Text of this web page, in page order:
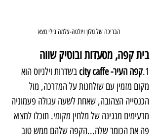
הבריכה של מלון ויולטה-צלמה גילי מצא
בית קפה, מסעדות ובוטיק שווה
1. קפה העיר- city caffe
בשדרות וילניוס הוא
מקום מזמין עם שולחנות על המדרכה, מול
הכנסייה הצהובה, שאחת לשעה עגולה פעמוניה
מרעימים מנגינה של מלחין מקומי. תוכלו למצוא
פה את הכומר שלה...הקפה שלהם ממש טוב